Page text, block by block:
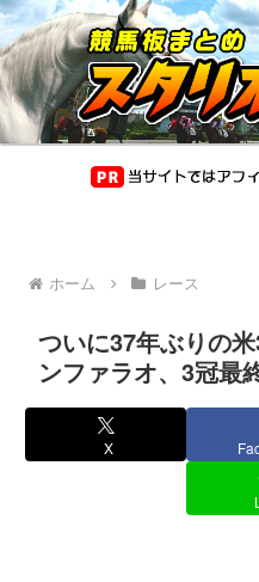
ホーム レース
ついに37年ぶりの
ンファラオ、3冠最
X